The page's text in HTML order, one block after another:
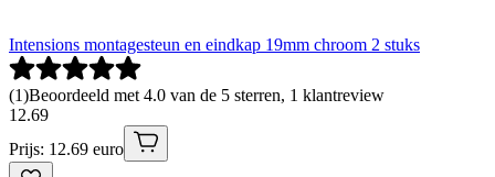
Intensions montagesteun en eindkap 19mm chroom 2 stuks
(1)Beoordeeld met 4.0 van de 5 sterren, 1 klantreview
12.69
Prijs: 12.69 euro